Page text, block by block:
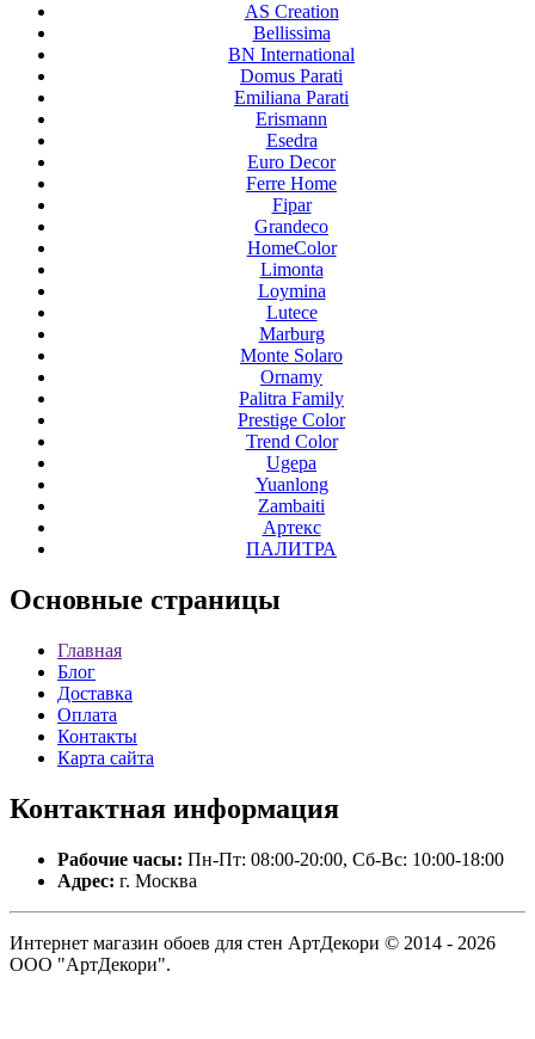
AS Creation
Bellissima
BN International
Domus Parati
Emiliana Parati
Erismann
Esedra
Euro Decor
Ferre Home
Fipar
Grandeco
HomeColor
Limonta
Loymina
Lutece
Marburg
Monte Solaro
Ornamy
Palitra Family
Prestige Color
Trend Color
Ugepa
Yuanlong
Zambaiti
Артекс
ПАЛИТРА
Основные страницы
Главная
Блог
Доставка
Оплата
Контакты
Карта сайта
Контактная информация
Рабочие часы: Пн-Пт: 08:00-20:00, Сб-Вс: 10:00-18:00
Адрес: г. Москва
Интернет магазин обоев для стен АртДекори © 2014 - 2026
ООО "АртДекори".